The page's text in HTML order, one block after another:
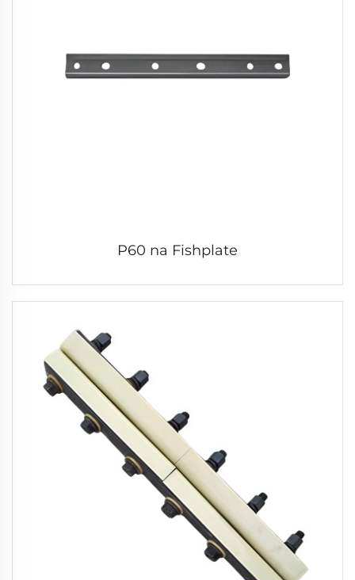
P60 na Fishplate